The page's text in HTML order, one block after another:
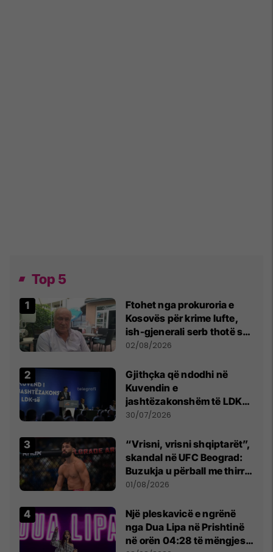
Top 5
Ftohet nga prokuroria e
Kosovës për krime lufte,
ish-gjenerali serb thotë se
dikush e tradhtoi në
02/08/2026
Gjithçka që ndodhi në
Kuvendin e
jashtëzakonshëm të LDK-
së
30/07/2026
“Vrisni, vrisni shqiptarët”,
skandal në UFC Beograd:
Buzukja u përball me thirrje
anti-shqiptare nga
01/08/2026
Një pleskavicë e ngrënë
nga Dua Lipa në Prishtinë
në orën 04:28 të mëngjesit